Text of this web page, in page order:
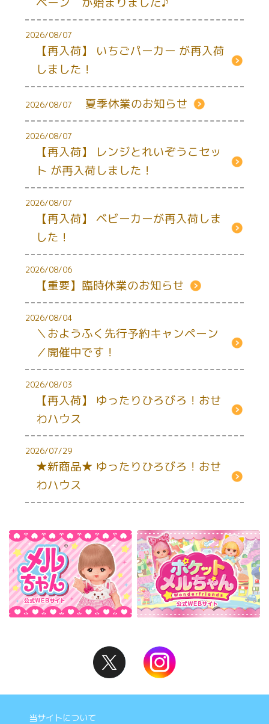
2026/08/07
【再入荷】 いちごパーカー が再入荷
しました！
2026/08/07 夏季休業のお知らせ
2026/08/07
【再入荷】 レンジとれいぞうこセッ
ト が再入荷しました！
2026/08/07
【再入荷】 ベビーカーが再入荷しま
した！
2026/08/06
【重要】臨時休業のお知らせ
2026/08/04
＼おようふく先行予約キャンペーン
／開催中です！
2026/08/03
【再入荷】 ゆったりひろびろ！おせ
わハウス
2026/07/29
★新商品★ ゆったりひろびろ！おせ
わハウス
当サイトについて